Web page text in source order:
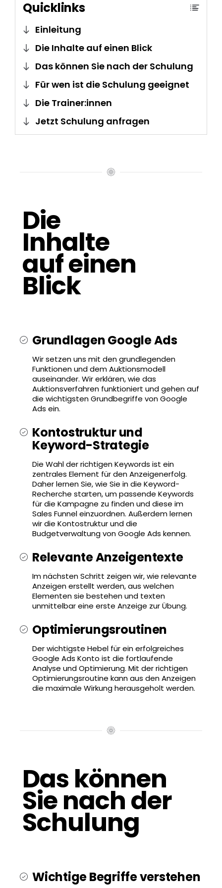
Quicklinks
Einleitung
Die Inhalte auf einen Blick
Das können Sie nach der Schulung
Für wen ist die Schulung geeignet
Die Trainer:innen
Jetzt Schulung anfragen
Die
Inhalte
auf einen
Blick
Grundlagen Google Ads
Wir setzen uns mit den grundlegenden
Funktionen und dem Auktionsmodell
auseinander. Wir erklären, wie das
Auktionsverfahren funktioniert und gehen auf
die wichtigsten Grundbegriffe von Google
Ads ein.
Kontostruktur und
Keyword-Strategie
Die Wahl der richtigen Keywords ist ein
zentrales Element für den Anzeigenerfolg.
Daher lernen Sie, wie Sie in die Keyword-
Recherche starten, um passende Keywords
für die Kampagne zu finden und diese im
Sales Funnel einzuordnen. Außerdem lernen
wir die Kontostruktur und die
Budgetverwaltung von Google Ads kennen.
Relevante Anzeigentexte
Im nächsten Schritt zeigen wir, wie relevante
Anzeigen erstellt werden, aus welchen
Elementen sie bestehen und texten
unmittelbar eine erste Anzeige zur Übung.
Optimierungsroutinen
Der wichtigste Hebel für ein erfolgreiches
Google Ads Konto ist die fortlaufende
Analyse und Optimierung. Mit der richtigen
Optimierungsroutine kann aus den Anzeigen
die maximale Wirkung herausgeholt werden.
Das können
Sie nach der
Schulung
Wichtige Begriffe verstehen